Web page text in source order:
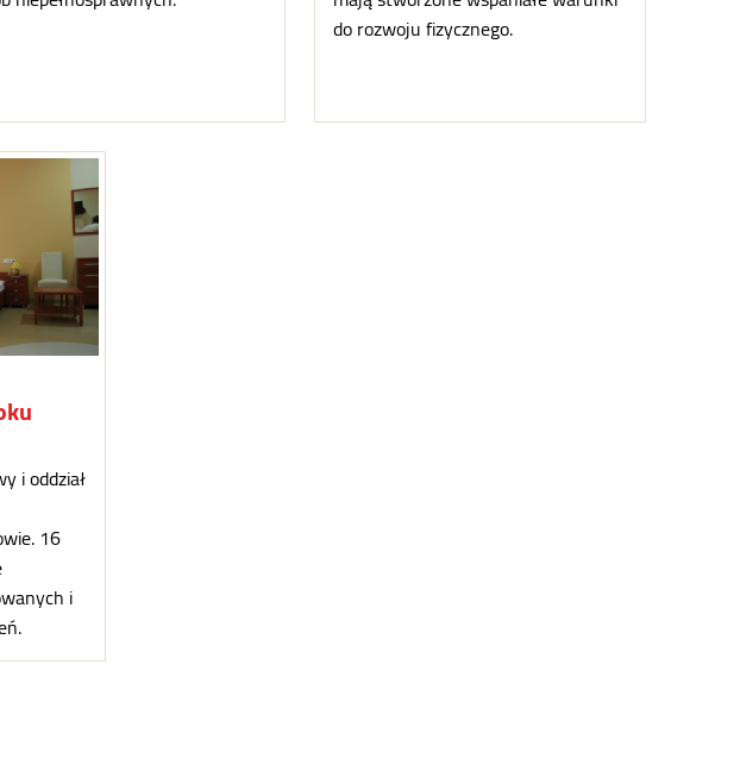
do rozwoju fizycznego.
i oddział
16
i